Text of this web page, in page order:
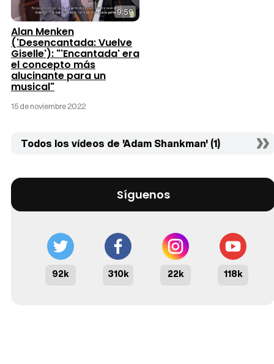
9:59
Alan Menken
('Desencantada: Vuelve
Giselle'): "'Encantada' era
el concepto más
alucinante para un
musical"
15 de noviembre 2022
Todos los vídeos de 'Adam Shankman' (1)
Síguenos
92k 310k 22k 118k